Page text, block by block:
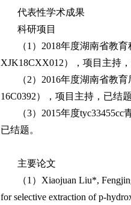
代表性学术成果
科研项目
（1）2018年度湖南省教
XJK18CXX012），项目主持，
（2）2016年度湖南省教
16C0392），项目主持，已结题
（3）2015年度
已结题。
主要论文
（1）Xiaojuan Liu*,
for selective extraction of